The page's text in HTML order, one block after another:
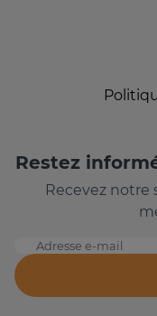
Restez
Recevez
Adresse e-mail